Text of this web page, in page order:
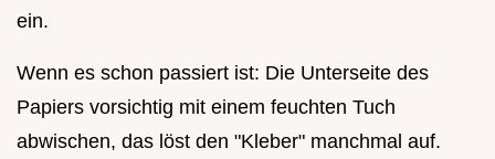
ein.
Wenn es schon passiert ist: Die Unterseite des
Papiers vorsichtig mit einem feuchten Tuch
abwischen, das löst den "Kleber" manchmal auf.